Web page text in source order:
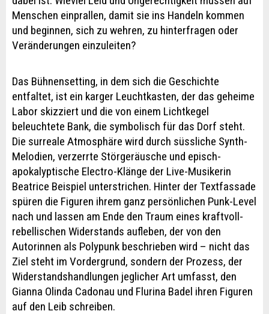
Menschen einprallen, damit sie ins Handeln kommen
und beginnen, sich zu wehren, zu hinterfragen oder
Veränderungen einzuleiten?
Das Bühnensetting, in dem sich die Geschichte
entfaltet, ist ein karger Leuchtkasten, der das geheime
Labor skizziert und die von einem Lichtkegel
beleuchtete Bank, die symbolisch für das Dorf steht.
Die surreale Atmosphäre wird durch süssliche Synth-
Melodien, verzerrte Störgeräusche und episch-
apokalyptische Electro-Klänge der Live-Musikerin
Beatrice Beispiel unterstrichen. Hinter der Textfassade
spüren die Figuren ihrem ganz persönlichen Punk-Level
nach und lassen am Ende den Traum eines kraftvoll-
rebellischen Widerstands aufleben, der von den
Autorinnen als Polypunk beschrieben wird – nicht das
Ziel steht im Vordergrund, sondern der Prozess, der
Widerstandshandlungen jeglicher Art umfasst, den
Gianna Olinda Cadonau und Flurina Badel ihren Figuren
auf den Leib schreiben.